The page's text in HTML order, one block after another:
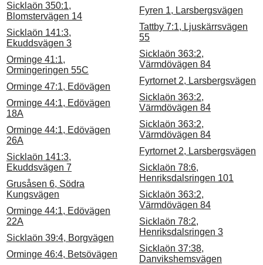
Sicklaön 350:1,
Blomstervägen 14
Sicklaön 141:3,
Ekuddsvägen 3
Orminge 41:1,
Ormingeringen 55C
Orminge 47:1, Edövägen
Orminge 44:1, Edövägen
18A
Orminge 44:1, Edövägen
26A
Sicklaön 141:3,
Ekuddsvägen 7
Grusåsen 6, Södra
Kungsvägen
Orminge 44:1, Edövägen
22A
Sicklaön 39:4, Borgvägen
Orminge 46:4, Betsövägen
Fyren 1, Larsbergsvägen
Tattby 7:1, Ljuskärrsvägen
55
Sicklaön 363:2,
Värmdövägen 84
Fyrtornet 2, Larsbergsvägen
Sicklaön 363:2,
Värmdövägen 84
Sicklaön 363:2,
Värmdövägen 84
Fyrtornet 2, Larsbergsvägen
Sicklaön 78:6,
Henriksdalsringen 101
Sicklaön 363:2,
Värmdövägen 84
Sicklaön 78:2,
Henriksdalsringen 3
Sicklaön 37:38,
Danvikshemsvägen